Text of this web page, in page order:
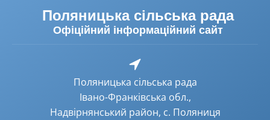
Поляницька сільська рада
Офіційний інформаційний сайт
Поляницька сільська рада
Івано-Франківська обл.,
Надвірнянський район, с. Поляниця